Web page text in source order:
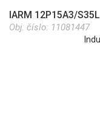
IARM 12P15A3/
Obj. číslo: 11081447